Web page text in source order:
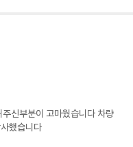
신부분이 고마웠습니다 차량
했습니다